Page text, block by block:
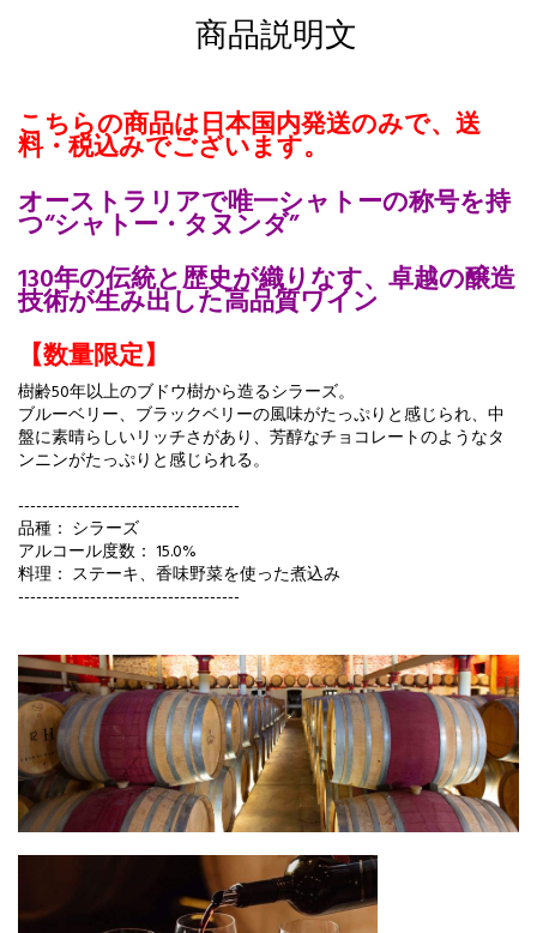
商品説明文
こちらの商品は日本国内発送のみで、送
料・税込みでございます。
オーストラリアで唯一シャトーの称号を持
つ“シャトー・タヌンダ”
130年の伝統と歴史が織りなす、卓越の醸造
技術が生み出した高品質ワイン
【数量限定】
樹齢50年以上のブドウ樹から造るシラーズ。
ブルーベリー、ブラックベリーの風味がたっぷりと感じられ、中
盤に素晴らしいリッチさがあり、芳醇なチョコレートのようなタ
ンニンがたっぷりと感じられる。
-------------------------------------
品種： シラーズ
アルコール度数： 15.0%
料理： ステーキ、香味野菜を使った煮込み
-------------------------------------